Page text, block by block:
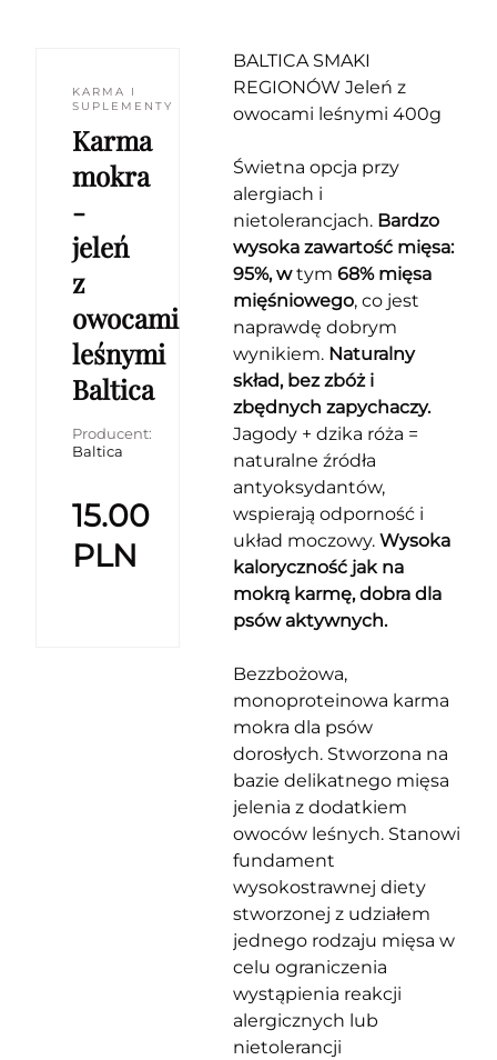
KARMA I
SUPLEMENTY
Karma
mokra
-
jeleń
z
owocami
leśnymi
Baltica
Producent:
Baltica
15.00
PLN
BALTICA SMAKI
REGIONÓW Jeleń z
owocami leśnymi 400g
Świetna opcja przy
alergiach i
nietolerancjach. Bardzo
wysoka zawartość mięsa:
95%, wtym 68% mięsa
mięśniowego, co jest
naprawdę dobrym
wynikiem. Naturalny
skład, bez zbóż i
zbędnych zapychaczy.
Jagody + dzika róża =
naturalne źródła
antyoksydantów,
wspierają odporność i
układ moczowy. Wysoka
kaloryczność jak na
mokrą karmę, dobra dla
psów aktywnych.
Bezzbożowa,
monoproteinowa karma
mokra dla psów
dorosłych. Stworzona na
bazie delikatnego mięsa
jelenia z dodatkiem
owoców leśnych. Stanowi
fundament
wysokostrawnej diety
stworzonej z udziałem
jednego rodzaju mięsa w
celu ograniczenia
wystąpienia reakcji
alergicznych lub
nietolerancji